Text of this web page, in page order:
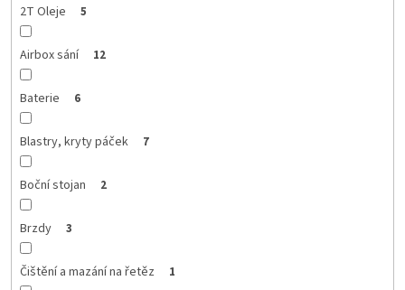
2T Oleje 5
Airbox sání 12
Baterie 6
Blastry, kryty páček 7
Boční stojan 2
Brzdy 3
Čištění a mazání na řetěz 1